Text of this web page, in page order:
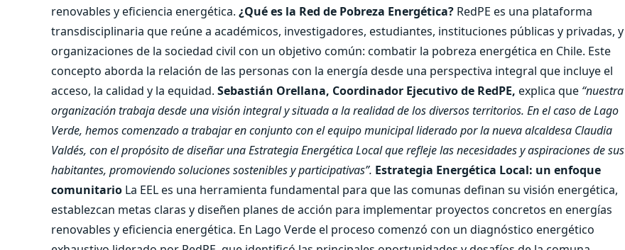
renovables y eficiencia energética. ¿Qué es la Red de Pobreza Energética? RedPE es una plataforma
transdisciplinaria que reúne a académicos, investigadores, estudiantes, instituciones públicas y privadas, y
organizaciones de la sociedad civil con un objetivo común: combatir la pobreza energética en Chile. Este
concepto aborda la relación de las personas con la energía desde una perspectiva integral que incluye el
acceso, la calidad y la equidad. Sebastián Orellana, Coordinador Ejecutivo de RedPE, explica que “nuestra
organización trabaja desde una visión integral y situada a la realidad de los diversos territorios. En el caso de Lago
Verde, hemos comenzado a trabajar en conjunto con el equipo municipal liderado por la nueva alcaldesa Claudia
Valdés, con el propósito de diseñar una Estrategia Energética Local que refleje las necesidades y aspiraciones de sus
habitantes, promoviendo soluciones sostenibles y participativas”. Estrategia Energética Local: un enfoque
comunitario La EEL es una herramienta fundamental para que las comunas definan su visión energética,
establezcan metas claras y diseñen planes de acción para implementar proyectos concretos en energías
renovables y eficiencia energética. En Lago Verde el proceso comenzó con un diagnóstico energético